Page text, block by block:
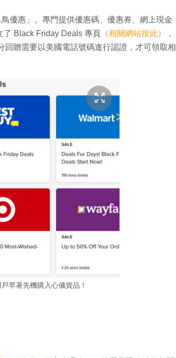
優惠」。專門提供優惠碼、優惠券、網上現金
了 Black Friday Deals 專頁 （相關網站按此）
，
贈需要以美國電話號碼進行認證，才可領取相
早著先機購入心儀貨品！